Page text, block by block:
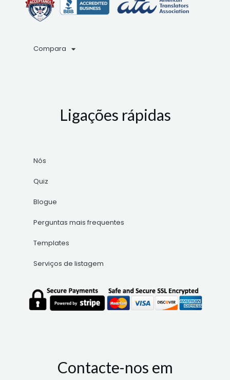
Compara
Ligações rápidas
Nós
Quiz
Blogue
Perguntas mais frequentes
Templates
Serviços de listagem
Contacte-nos em